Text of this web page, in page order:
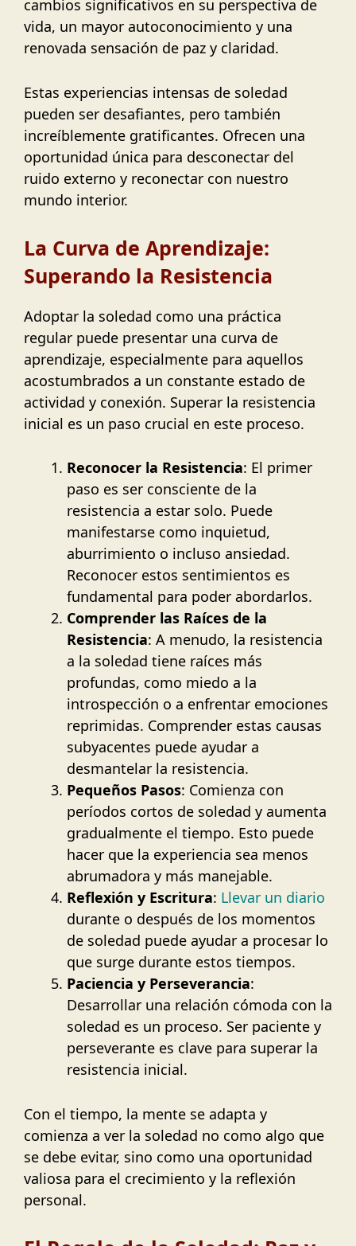
cambios significativos en su perspectiva de
vida, un mayor autoconocimiento y una
renovada sensación de paz y claridad.
Estas experiencias intensas de soledad
pueden ser desafiantes, pero también
increíblemente gratificantes. Ofrecen una
oportunidad única para desconectar del
ruido externo y reconectar con nuestro
mundo interior.
La Curva de Aprendizaje:
Superando la Resistencia
Adoptar la soledad como una práctica
regular puede presentar una curva de
aprendizaje, especialmente para aquellos
acostumbrados a un constante estado de
actividad y conexión. Superar la resistencia
inicial es un paso crucial en este proceso.
Reconocer la Resistencia: El primer
paso es ser consciente de la
resistencia a estar solo. Puede
manifestarse como inquietud,
aburrimiento o incluso ansiedad.
Reconocer estos sentimientos es
fundamental para poder abordarlos.
Comprender las Raíces de la
Resistencia: A menudo, la resistencia
a la soledad tiene raíces más
profundas, como miedo a la
introspección o a enfrentar emociones
reprimidas. Comprender estas causas
subyacentes puede ayudar a
desmantelar la resistencia.
Pequeños Pasos: Comienza con
períodos cortos de soledad y aumenta
gradualmente el tiempo. Esto puede
hacer que la experiencia sea menos
abrumadora y más manejable.
Reflexión y Escritura: Llevar un diario
durante o después de los momentos
de soledad puede ayudar a procesar lo
que surge durante estos tiempos.
Paciencia y Perseverancia:
Desarrollar una relación cómoda con la
soledad es un proceso. Ser paciente y
perseverante es clave para superar la
resistencia inicial.
Con el tiempo, la mente se adapta y
comienza a ver la soledad no como algo que
se debe evitar, sino como una oportunidad
valiosa para el crecimiento y la reflexión
personal.